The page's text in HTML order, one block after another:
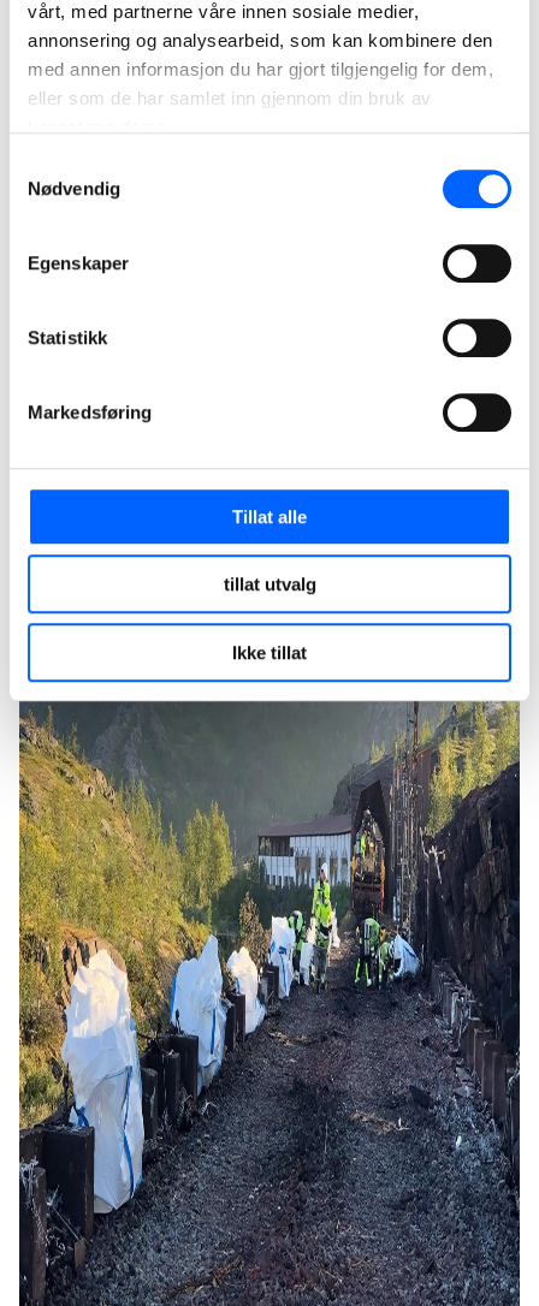
vårt, med partnerne våre innen sosiale medier,
annonsering og analysearbeid, som kan kombinere den
med annen informasjon du har gjort tilgjengelig for dem,
eller som de har samlet inn gjennom din bruk av
Nødvendig
Egenskaper
Statistikk
Markedsføring
Tillat alle
tillat utvalg
Ikke tillat